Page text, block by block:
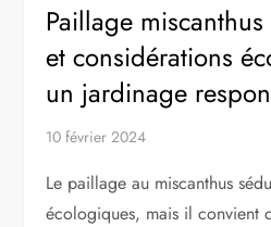
Paillage
et considérations
un jardinage
10 février 2024
Le paillage au miscanthus
écologiques, mais il convient